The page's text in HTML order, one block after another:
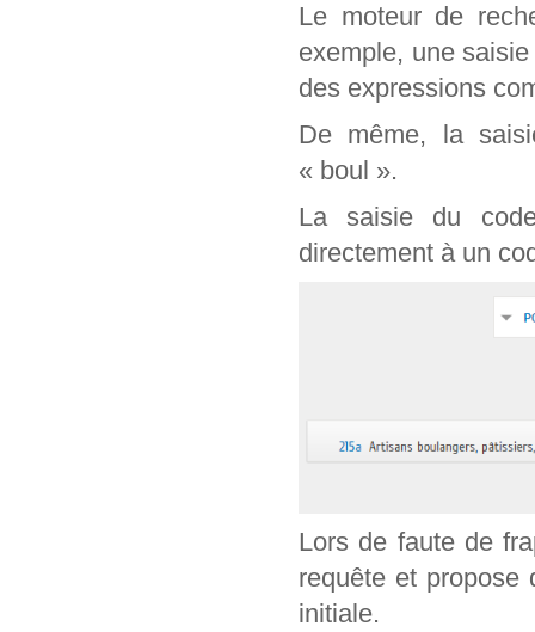
Le moteur de
exemple, une
des expressions
De même, la
« boul ».
La saisie du
directement à un
Lors de faute de
requête et propose
initiale.